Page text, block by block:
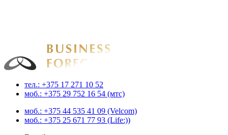
Businessforecast
Аналитика и прогнозирование для профессионалов
тел.: +375 17 271 10 52
моб.: +375 29 752 16 54 (мтс)
моб.: +375 44 535 41 09 (Velcom)
моб.: +375 25 671 77 93 (Life:))